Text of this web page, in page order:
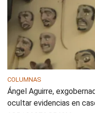
COLUMNAS
Ángel Aguirre,
ocultar evidencias en